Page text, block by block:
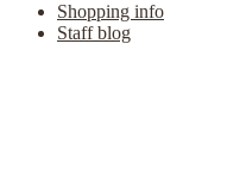
Shopping info
Staff blog